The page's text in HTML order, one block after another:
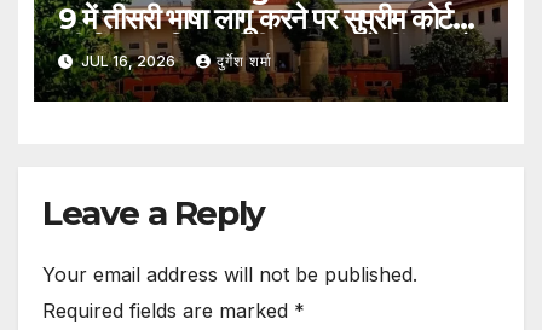
9 में तीसरी भाषा लागू करने पर सुप्रीम कोर्ट
की चिंता, जस्टिस बीवी नागरत्ना बोलीं- छात्रों
पर बढ़ेगा अनावश्यक दबाव
JUL 16, 2026 दुर्गेश शर्मा
Leave a Reply
Your email address will not be published.
Required fields are marked *